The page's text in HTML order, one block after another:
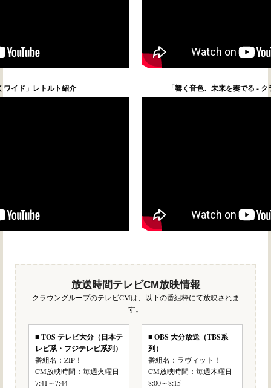
ワイド」レトルト紹介 「響く音色、未来を奏でる -
放送時間テレビCM放映情報
クラウングループのテレビCMは、以下の番組枠にて放映されま
す。
■ TOS テレビ大分（日本テ
レビ系・フジテレビ系列）
番組名：ZIP！
CM放映時間：毎週火曜日
7:41～7:44
■ OBS 大分放送（TBS系
列）
番組名：ラヴィット！
CM放映時間：毎週木曜日
8:00～8:15